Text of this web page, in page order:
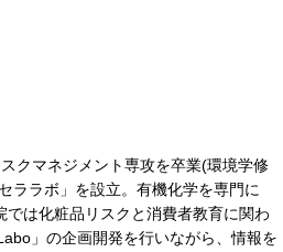
クマネジメント専攻を卒業(環境学修
ララボ」を設立。有機化学を専門に
は化粧品リスクと消費者教育に関わ
」の企画開発を行いながら、情報を